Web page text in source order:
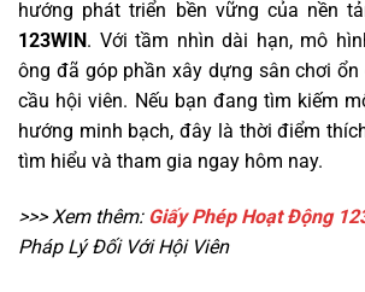
hướng phát triển bền vững của nền
123WIN . Với tầm nhìn dài hạn, mô
ông đã góp phần xây dựng sân chơi ổn
cầu hội viên. Nếu bạn đang tìm kiếm
hướng minh bạch, đây là thời điểm
tìm hiểu và tham gia ngay hôm nay.
>>> Xem thêm: Giấy Phép Hoạt Động
Pháp Lý Đối Với Hội Viên